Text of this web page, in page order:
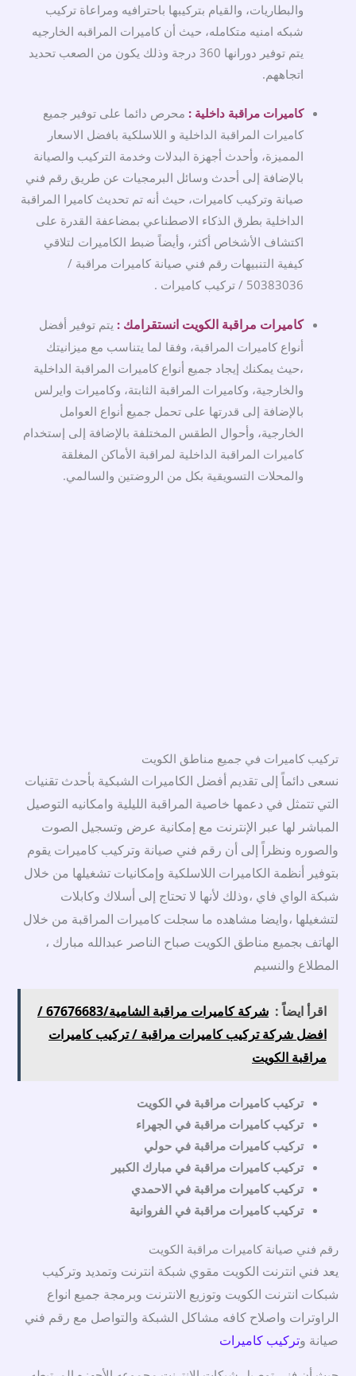
والبطاريات، والقيام بتركيبها باحترافيه ومراعاة تركيب
شبكه امنيه متكامله، حيث أن كاميرات المراقبه الخارجيه
يتم توفير دورانها 360 درجة وذلك يكون من الصعب تحديد
اتجاههم.
كاميرات مراقبة داخلية : محرص دائما على توفير جميع
كاميرات المراقبة الداخلية و اللاسلكية بافضل الاسعار
المميزة، وأحدث أجهزة البدلات وخدمة التركيب والصيانة
بالإضافة إلى أحدث وسائل البرمجيات عن طريق رقم فني
صيانة وتركيب كاميرات، حيث أنه تم تحديث كاميرا المراقبة
الداخلية بطرق الذكاء الاصطناعي بمضاعفة القدرة على
اكتشاف الأشخاص أكثر، وأيضاً ضبط الكاميرات لتلاقي
كيفية التنبيهات رقم فني صيانة كاميرات مراقبة /
50383036 / تركيب كاميرات .
كاميرات مراقبة الكويت انستقرامك : يتم توفير أفضل
أنواع كاميرات المراقبة، وفقا لما يتناسب مع ميزانيتك
،حيث يمكنك إيجاد جميع أنواع كاميرات المراقبة الداخلية
والخارجية، وكاميرات المراقبة الثابتة، وكاميرات وايرلس
بالإضافة إلى قدرتها على تحمل جميع أنواع العوامل
الخارجية، وأحوال الطقس المختلفة بالإضافة إلى إستخدام
كاميرات المراقبة الداخلية لمراقبة الأماكن المغلقة
والمحلات التسويقية بكل من الروضتين والسالمي.
تركيب كاميرات في جميع مناطق الكويت
نسعى دائماً إلى تقديم أفضل الكاميرات الشبكية بأحدث تقنيات
التي تتمثل في دعمها خاصية المراقبة الليلية وامكانيه التوصيل
المباشر لها عبر الإنترنت مع إمكانية عرض وتسجيل الصوت
والصوره ونظراً إلى أن رقم فني صيانة وتركيب كاميرات يقوم
بتوفير أنظمة الكاميرات اللاسلكية وإمكانيات تشغيلها من خلال
شبكة الواي فاي ،وذلك لأنها لا تحتاج إلى أسلاك وكابلات
لتشغيلها ،وايضا مشاهده ما سجلت كاميرات المراقبة من خلال
الهاتف بجميع مناطق الكويت صباح الناصر عبدالله مبارك ،
المطلاع والنسيم
اقرأ ايضاً :
شركة كاميرات مراقبة الشامية/67676683 /
افضل شركة تركيب كاميرات مراقبة / تركيب كاميرات
مراقبة الكويت
تركيب كاميرات مراقبة في الكويت
تركيب كاميرات مراقبة في الجهراء
تركيب كاميرات مراقبة في حولي
تركيب كاميرات مراقبة في مبارك الكبير
تركيب كاميرات مراقبة في الاحمدي
تركيب كاميرات مراقبة في الفروانية
رقم فني صيانة كاميرات مراقبة الكويت
يعد فني انترنت الكويت مقوي شبكة انترنت وتمديد وتركيب
شبكات انترنت الكويت وتوزيع الانترنت وبرمجة جميع انواع
الراوترات واصلاح كافه مشاكل الشبكة والتواصل مع رقم فني
صيانة وتركيب كاميرات